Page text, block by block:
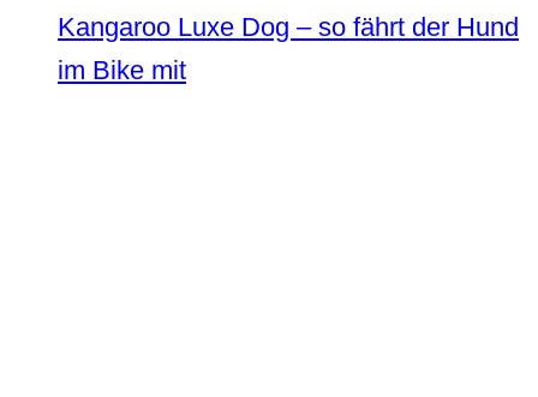
Kangaroo Luxe Dog – so fährt der Hund
im Bike mit